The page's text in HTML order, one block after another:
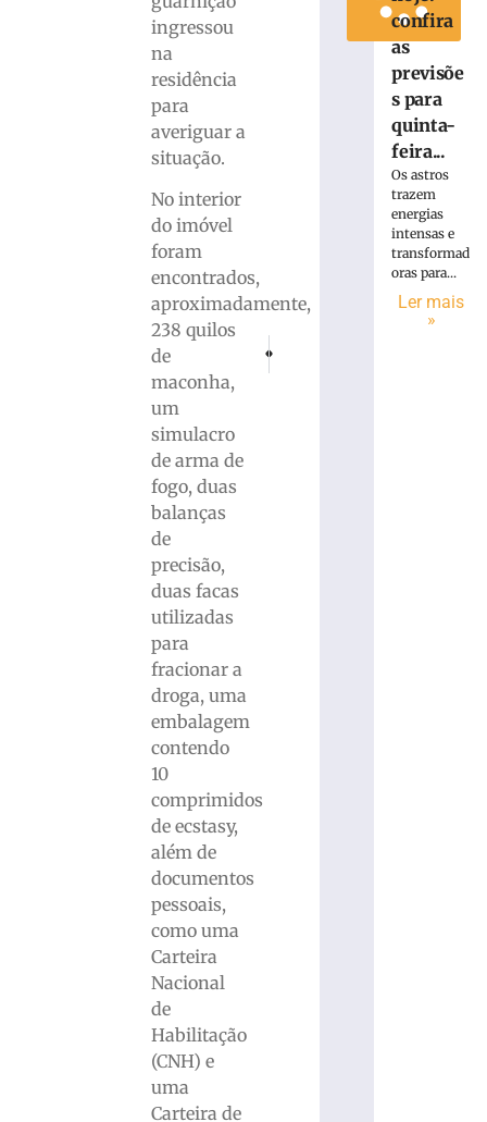
ingressou
na
residência
para
averiguar a
situação.
No interior
do imóvel
foram
encontrados,
aproximadamente,
238 quilos
de
maconha,
um
simulacro
de arma de
fogo, duas
balanças
de
precisão,
duas facas
utilizadas
para
fracionar a
droga, uma
embalagem
contendo
10
comprimidos
de ecstasy,
além de
documentos
pessoais,
como uma
Carteira
Nacional
de
Habilitação
(CNH) e
uma
Carteira de
confira
as
previsõe
s para
quinta-
feira...
Os astros
trazem
energias
intensas e
transformad
oras para...
Ler mais
»